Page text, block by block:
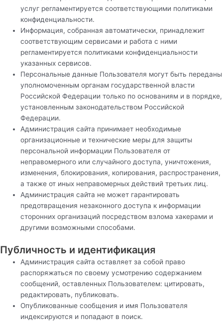
услуг регламентируется соответствующими политиками
конфиденциальности.
Информация, собранная автоматически, принадлежит
соответствующим сервисами и работа с ними
регламентируется политиками конфиденциальности
указанных сервисов.
Персональные данные Пользователя могут быть переданы
уполномоченным органам государственной власти
Российской Федерации только по основаниям и в порядке,
установленным законодательством Российской
Федерации.
Администрация сайта принимает необходимые
организационные и технические меры для защиты
персональной информации Пользователя от
неправомерного или случайного доступа, уничтожения,
изменения, блокирования, копирования, распространения,
а также от иных неправомерных действий третьих лиц.
Администрация сайта не может гарантировать
предотвращения незаконного доступа к информации
сторонних организаций посредством взлома хакерами и
другими возможными способами.
Публичность и идентификация
Администрация сайта оставляет за собой право
распоряжаться по своему усмотрению содержанием
сообщений, оставленных Пользователем: цитировать,
редактировать, публиковать.
Опубликованные сообщения и имя Пользователя
индексируются и попадают в поиск.